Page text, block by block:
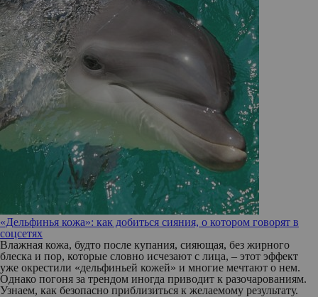
«Дельфинья кожа»: как добиться сияния, о котором говорят в
соцсетях
Влажная кожа, будто после купания, сияющая, без жирного
блеска и пор, которые словно исчезают с лица, – этот эффект
уже окрестили «дельфиньей кожей» и многие мечтают о нем.
Однако погоня за трендом иногда приводит к разочарованиям.
Узнаем, как безопасно приблизиться к желаемому результату.